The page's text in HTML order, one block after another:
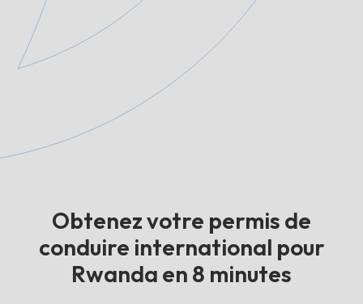
Obtenez votre permis de
conduire international pour
Rwanda en 8 minutes